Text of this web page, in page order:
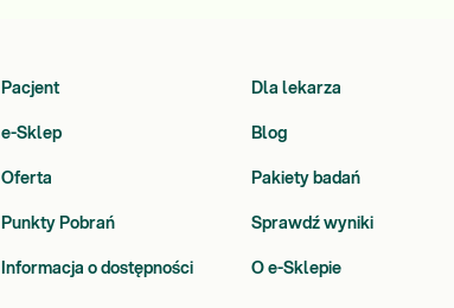
Pacjent Dla lekarza
e-Sklep Blog
Oferta Pakiety badań
Punkty Pobrań Sprawdź wyniki
Informacja o dostępności O e-Sklepie